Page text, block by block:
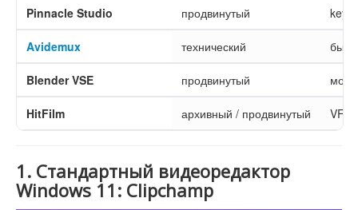
Pinnacle Studio продвинутый
Avidemux технический
Blender VSE продвинутый
HitFilm архивный / продвинутый VFX
1. Стандартный видеоредактор
Windows 11: Clipchamp